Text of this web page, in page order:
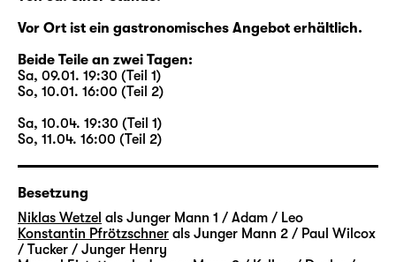
„Loved Boy“ entsteht. Die neue Freundschaft
zwischen Walter und Eric aber endet jäh, als
Walter plötzlich stirbt. Plötzlich zumindest für
alle anderen: Er hatte niemandem von seiner
Krebserkrankung erzählt. Aber er hat Eric
eine unbekannte Welt eröffnet.
Beginnend im New York des Jahres 2015
kreuzen sich die Wege der Figuren: Zwei
Paare stehen im Zentrum der Episoden,
Walter und Henry sowie Eric und Toby. Viele
weitere Figuren ergänzen das „Vermächtnis“.
Vor Ort ist ein gastronomisches Angebot erhältlich.
Beide Teile an zwei Tagen:
Sa, 09.01. 19:30 (Teil 1)
So, 10.01. 16:00 (Teil 2)
Sa, 10.04. 19:30 (Teil 1)
So, 11.04. 16:00 (Teil 2)
Besetzung
Niklas Wetzel als Junger Mann 1 / Adam / Leo
Konstantin Pfrötzschner als Junger Mann 2 / Paul Wilcox
/ Tucker / Junger Henry